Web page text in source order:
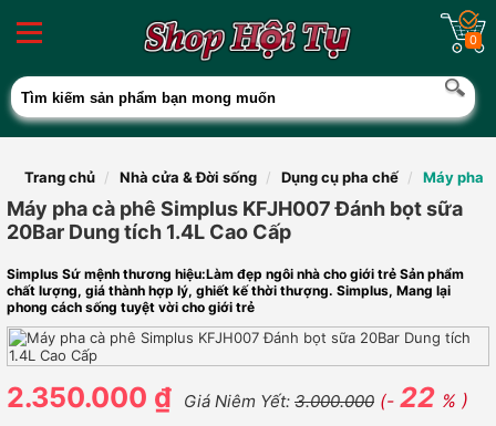
0
Trang chủ Nhà cửa & Đời sống Dụng cụ pha chế Máy pha
Máy pha cà phê Simplus KFJH007 Đánh bọt sữa
20Bar Dung tích 1.4L Cao Cấp
Simplus Sứ mệnh thương hiệu:Làm đẹp ngôi nhà cho giới trẻ Sản phẩm
chất lượng, giá thành hợp lý, ghiết kế thời thượng. Simplus, Mang lại
phong cách sống tuyệt vời cho giới trẻ
2.350.000 ₫ Giá Niêm Yết: 3.000.000 (- 22 % )